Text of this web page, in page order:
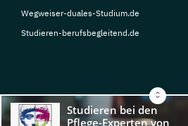
Wegweiser-duales-Studium.de
Studieren-berufsbegleitend.de
© Copyright 2026, TarGroup Media GmbH